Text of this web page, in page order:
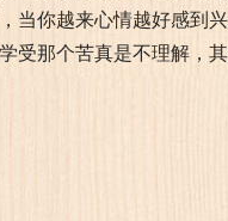
当你越来心情越好感到
那个苦真是不理解，